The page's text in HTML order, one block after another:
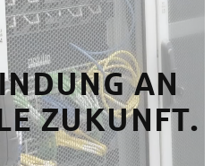
AN
ZUKUNFT.